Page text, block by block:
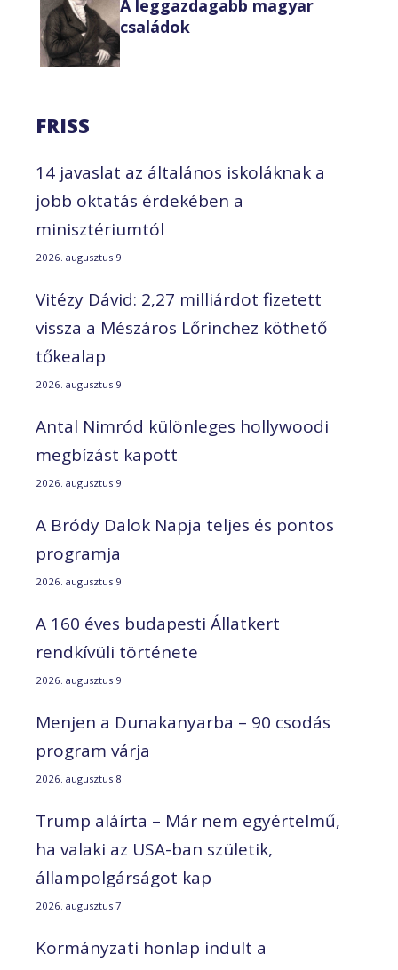
A leggazdagabb magyar
családok
FRISS
14 javaslat az általános iskoláknak a
jobb oktatás érdekében a
minisztériumtól
2026. augusztus 9.
Vitézy Dávid: 2,27 milliárdot fizetett
vissza a Mészáros Lőrinchez köthető
tőkealap
2026. augusztus 9.
Antal Nimród különleges hollywoodi
megbízást kapott
2026. augusztus 9.
A Bródy Dalok Napja teljes és pontos
programja
2026. augusztus 9.
A 160 éves budapesti Állatkert
rendkívüli története
2026. augusztus 9.
Menjen a Dunakanyarba – 90 csodás
program várja
2026. augusztus 8.
Trump aláírta – Már nem egyértelmű,
ha valaki az USA-ban születik,
állampolgárságot kap
2026. augusztus 7.
Kormányzati honlap indult a